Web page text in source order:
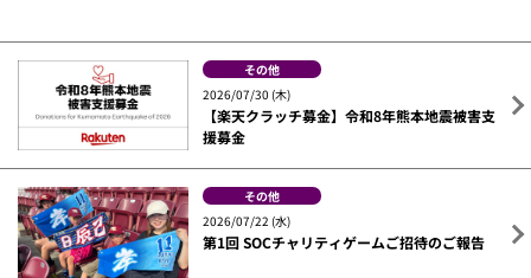
その他
2026/07/30 (木)
【楽天クラッチ募金】令和8年熊本地震被害支
援募金
その他
2026/07/22 (水)
第1回 SOCチャリティゲームご招待のご報告